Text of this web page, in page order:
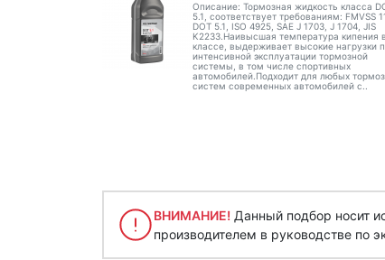
Описание: Тормозная жидкость класса
5.1, соответствует требованиям: FMVSS
DOT 5.1, ISO 4925, SAE J 1703, J 1704, JIS
K2233.Наивысшая температура кипения в
классе, выдерживает высокие нагрузки
интенсивной эксплуатации тормозной
системы, в том числе спортивных
автомобилей.Подходит для любых
систем современных автомобилей с..
ВНИМАНИЕ! Данный подбор носит
производителем в руководстве по